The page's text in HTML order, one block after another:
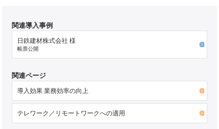
関連導入事例
日鉄建材株式会社 様
帳票公開
関連ページ
導入効果 業務効率の向上
テレワーク／リモートワークへの適用